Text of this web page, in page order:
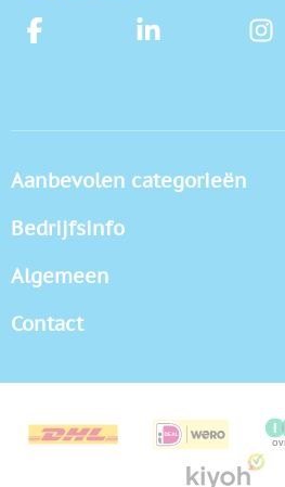
Aanbevolen categorieën
Bedrijfsinfo
Algemeen
Contact